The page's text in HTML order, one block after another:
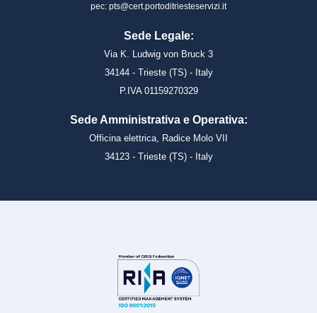
pec: pts@cert.portoditriesteservizi.it
Sede Legale:
Via K. Ludwig von Bruck 3
34144 - Trieste (TS) - Italy
P.IVA 01159270329
Sede Amministrativa e Operativa:
Officina elettrica, Radice Molo VII
34123 - Trieste (TS) - Italy